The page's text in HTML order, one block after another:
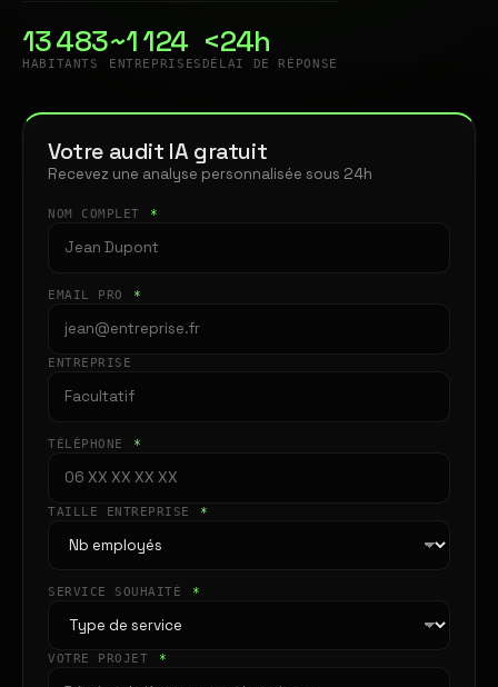
13 483
HABITANTS
~1 124
ENTREPRISES
<24h
DÉLAI DE RÉPONSE
Votre audit IA gratuit
Recevez une analyse personnalisée sous 24h
NOM COMPLET *
EMAIL PRO *
ENTREPRISE
TÉLÉPHONE *
TAILLE ENTREPRISE *
SERVICE SOUHAITÉ *
VOTRE PROJET *